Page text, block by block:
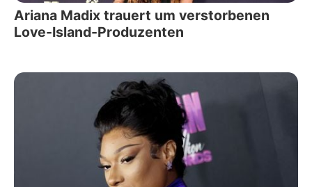
Ariana Madix trauert um verstorbenen
Love-Island-Produzenten